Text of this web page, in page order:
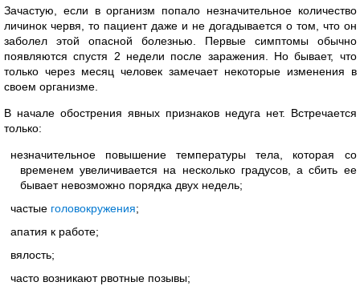
Зачастую, если в организм попало незначительное количество
личинок червя, то пациент даже и не догадывается о том, что он
заболел этой опасной болезнью. Первые симптомы обычно
появляются спустя 2 недели после заражения. Но бывает, что
только через месяц человек замечает некоторые изменения в
своем организме.
В начале обострения явных признаков недуга нет. Встречается
только:
незначительное повышение температуры тела, которая со
временем увеличивается на несколько градусов, а сбить ее
бывает невозможно порядка двух недель;
частые головокружения;
апатия к работе;
вялость;
часто возникают рвотные позывы;